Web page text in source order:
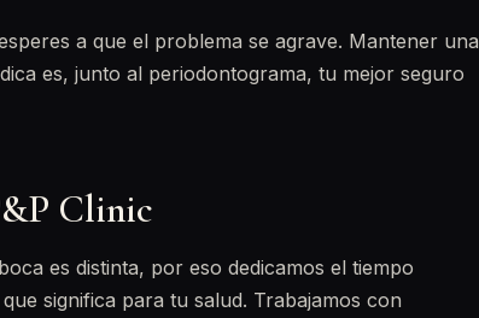
a que el problema se agrave. Mantener una
es, junto al periodontograma, tu mejor seguro
Clinic
es distinta, por eso dedicamos el tiempo
significa para tu salud. Trabajamos con